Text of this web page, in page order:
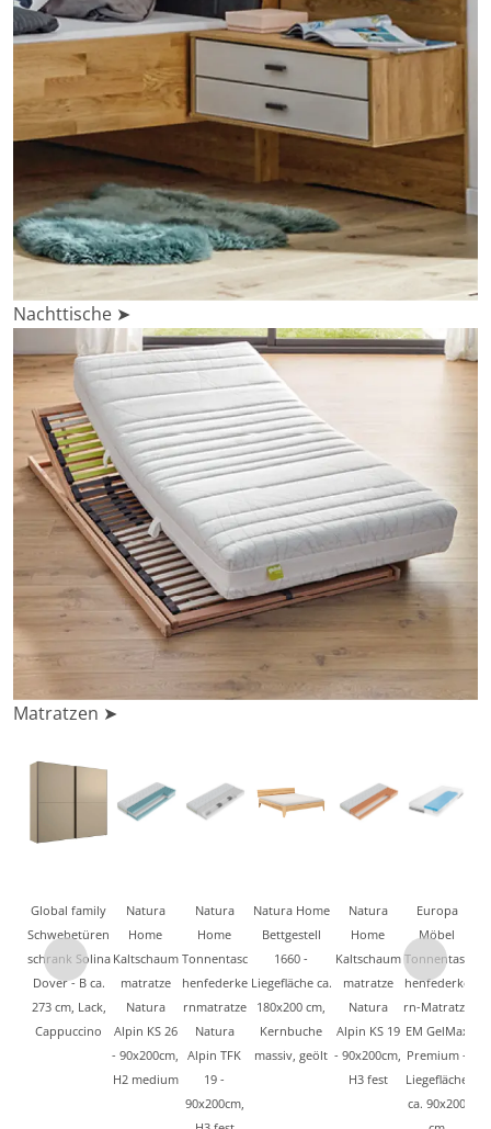
Nachttische ➤
Matratzen ➤
Global family
Schwebetüren
schrank Solina
Dover - B ca.
273 cm, Lack,
Cappuccino
Natura
Home
Kaltschaum
matratze
Natura
Alpin KS 26
- 90x200cm,
H2 medium
Natura
Home
Tonnentasc
henfederke
rnmatratze
Natura
Alpin TFK
19 -
90x200cm,
Natura Home
Bettgestell
1660 -
Liegefläche ca.
180x200 cm,
Kernbuche
massiv, geölt
Natura
Home
Kaltschaum
matratze
Natura
Alpin KS 19
- 90x200cm,
H3 fest
Europa
Möbel
Tonnentasc
henfederke
rn-Matratze
EM GelMax
Premium -
Liegefläche
ca. 90x200